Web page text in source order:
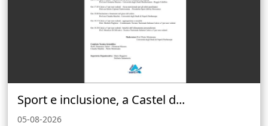
Sport e inclusione, a Castel d...
05-08-2026